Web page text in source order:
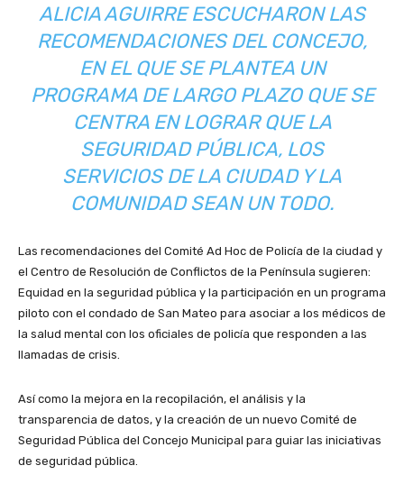
ALICIA AGUIRRE ESCUCHARON LAS
RECOMENDACIONES DEL CONCEJO,
EN EL QUE SE PLANTEA UN
PROGRAMA DE LARGO PLAZO QUE SE
CENTRA EN LOGRAR QUE LA
SEGURIDAD PÚBLICA, LOS
SERVICIOS DE LA CIUDAD Y LA
COMUNIDAD SEAN UN TODO.
Las recomendaciones del Comité Ad Hoc de Policía de la ciudad y
el Centro de Resolución de Conflictos de la Península sugieren:
Equidad en la seguridad pública y la participación en un programa
piloto con el condado de San Mateo para asociar a los médicos de
la salud mental con los oficiales de policía que responden a las
llamadas de crisis.
Así como la mejora en la recopilación, el análisis y la
transparencia de datos, y la creación de un nuevo Comité de
Seguridad Pública del Concejo Municipal para guiar las iniciativas
de seguridad pública.